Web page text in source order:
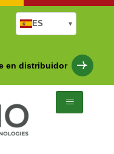
en distribuidor
ES ▾